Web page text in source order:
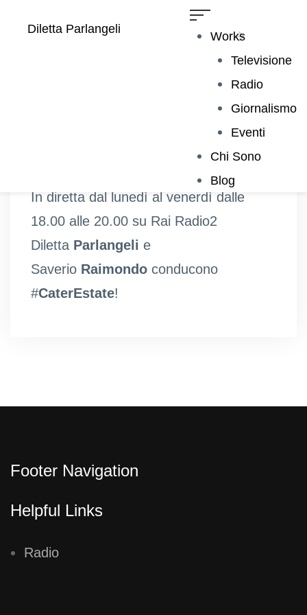
Diletta Parlangeli
Works
Televisione
Radio
Giornalismo
Eventi
Chi Sono
Blog
Episodi completi su raiplaysound.it
In diretta dal lunedì al venerdì dalle
18.00 alle 20.00 su Rai Radio2
Diletta Parlangeli e
Saverio Raimondo conducono
#CaterEstate!
Footer Navigation
Helpful Links
Radio